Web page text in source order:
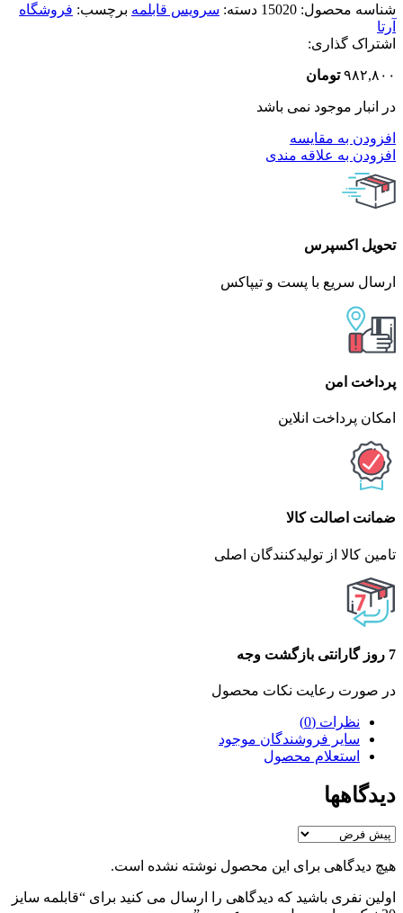
شناسه محصول: 15020 دسته: سرویس قابلمه برچسب: فروشگاه
آرتا
اشتراک گذاری:
۹۸۲,۸۰۰ تومان
در انبار موجود نمی باشد
افزودن به مقایسه
افزودن به علاقه مندی
تحویل اکسپرس
ارسال سریع با پست و تیپاکس
پرداخت امن
امکان پرداخت انلاین
ضمانت اصالت کالا
تامین کالا از تولیدکنندگان اصلی
7 روز گارانتی بازگشت وجه
در صورت رعایت نکات محصول
نظرات (0)
سایر فروشندگان موجود
استعلام محصول
دیدگاهها
هیچ دیدگاهی برای این محصول نوشته نشده است.
اولین نفری باشید که دیدگاهی را ارسال می کنید برای “قابلمه سایز